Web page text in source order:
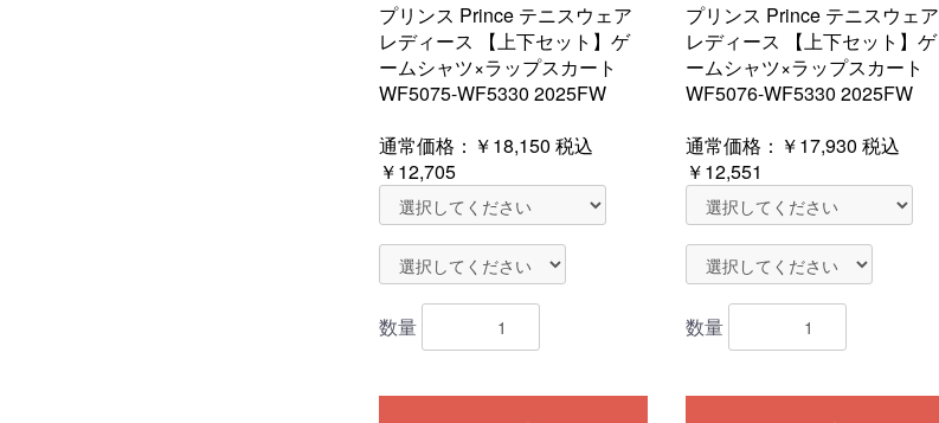
プリンス Prince テニスウェア
レディース 【上下セット】ゲ
ームシャツ×ラップスカート
WF5075-WF5330 2025FW
通常価格： ￥18,150 税込
￥12,705
数量
プリンス Prince テニスウェア
レディース 【上下セット】ゲ
ームシャツ×ラップスカート
WF5076-WF5330 2025FW
通常価格： ￥17,930 税込
￥12,551
数量